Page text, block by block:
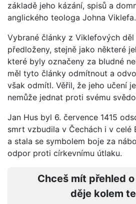
základě jeho kázání, spisů a
anglického teologa Johna Viklefa.
Vybrané články z Viklefových
předloženy, stejně jako některé
které byly označeny za bludné
měl tyto články odmítnout a
však odmítl. Věřil, že jeho učení
nemůže jednat proti svému
Jan Hus byl 6. července 1415
smrt vzbudila v Čechách i v celé
a stala se symbolem boje za
odpor proti církevnímu útlaku.
Chceš mít přehled
děje kolem